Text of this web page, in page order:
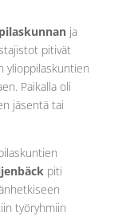
ja
pitivät
ylioppilaskuntien
Paikalla oli
jäsentä tai
piti
työryhmiin